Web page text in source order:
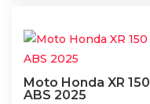
Moto Honda XR 150
ABS 2025